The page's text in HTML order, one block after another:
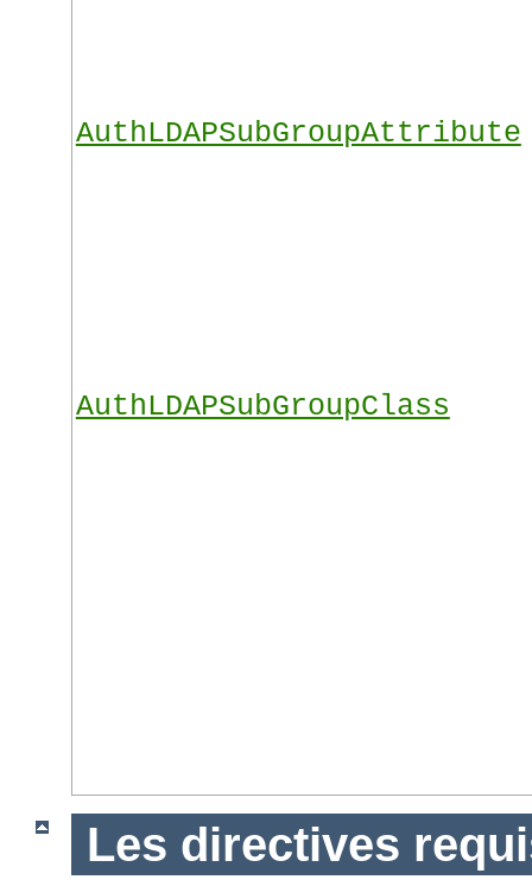
AuthLDAPSubGroupAttribute
AuthLDAPSubGroupClass
Les directives